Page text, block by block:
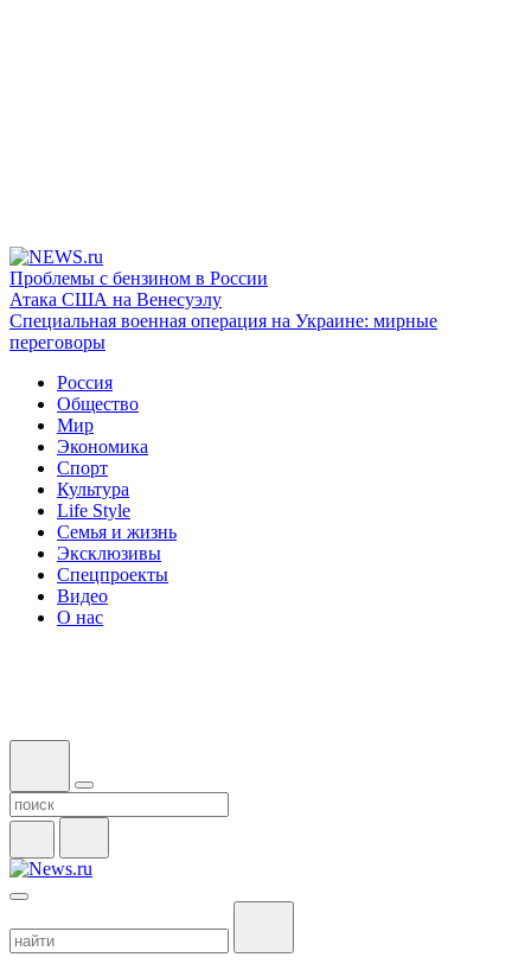
Проблемы с бензином в России
Атака США на Венесуэлу
Специальная военная операция на Украине: мирные
переговоры
Россия
Общество
Мир
Экономика
Спорт
Культура
Life Style
Семья и жизнь
Эксклюзивы
Спецпроекты
Видео
О нас